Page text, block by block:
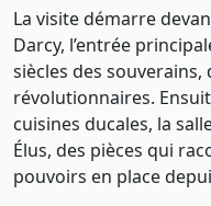
La visite démarre
Darcy, l’entrée
siècles des
révolutionnaires.
cuisines ducales, la
Élus, des pièces qui
pouvoirs en place